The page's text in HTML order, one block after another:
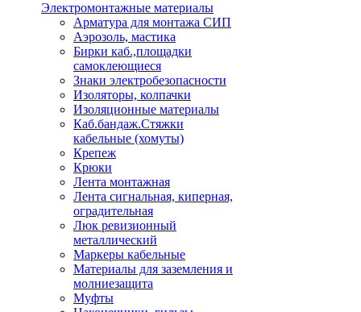
Электромонтажные материалы
Арматура для монтажа СИП
Аэрозоль, мастика
Бирки каб.,площадки
самоклеющиеся
Знаки электробезопасности
Изоляторы, колпачки
Изоляционные материалы
Каб.бандаж.Стяжки
кабельные (хомуты)
Крепеж
Крюки
Лента монтажная
Лента сигнальная, киперная,
оградительная
Люк ревизионный
металлический
Маркеры кабельные
Материалы для заземления и
молниезащита
Муфты